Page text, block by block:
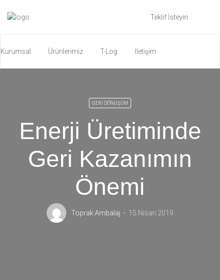
Kurumsal Ürünlerimiz T-Log İletişim
Teklif İsteyin
GERI DÖNÜŞÜM
Enerji Üretiminde
Geri Kazanımın
Önemi
Toprak Ambalaj 15 Nisan 2019